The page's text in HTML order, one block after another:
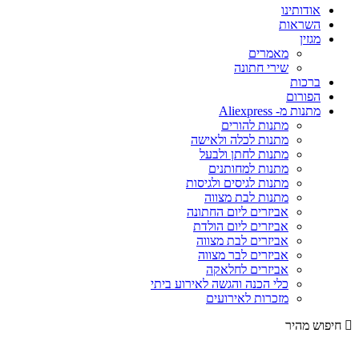
אודותינו
השראות
מגזין
מאמרים
שירי חתונה
ברכות
הפורום
מתנות מ- Aliexpress
מתנות להורים
מתנות לכלה ולאישה
מתנות לחתן ולבעל
מתנות למחותנים
מתנות לגיסים ולגיסות
מתנות לבת מצווה
אביזרים ליום החתונה
אביזרים ליום הולדת
אביזרים לבת מצווה
אביזרים לבר מצווה
אביזרים לחלאקה
כלי הכנה והגשה לאירוע ביתי
מזכרות לאירועים
חיפוש מהיר